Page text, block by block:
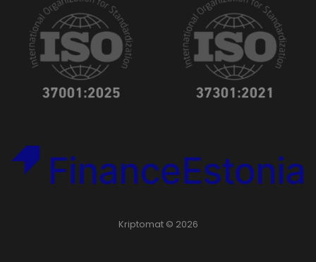
Kriptomat © 2026